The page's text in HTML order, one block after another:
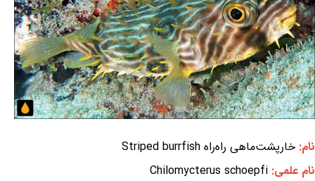
نام: خارپشت‌ماهی راه‌راه Striped burrfish
نام علمی: Chilomycterus schoepfi